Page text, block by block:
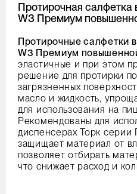
Протирочная салфетка
W3 Премиум
Протирочные салфетки
W3 Премиум
эластичные и при этом
решение для протирки
загрязненных
масло и жидкость,
для использования на
Рекомендованы для
диспенсерах Торк
защищает материал от
позволяет отбирать
что снижает расход и